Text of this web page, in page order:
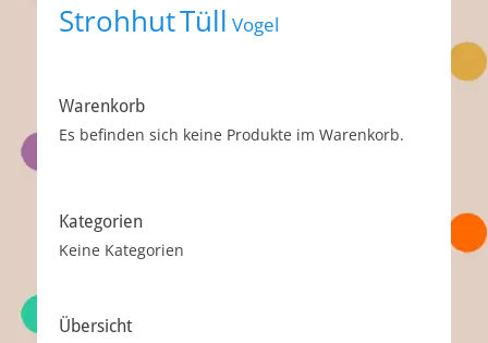
StrohhutTüll Vogel
Warenkorb
Es befinden sich keine Produkte im Warenkorb.
Kategorien
Keine Kategorien
Übersicht